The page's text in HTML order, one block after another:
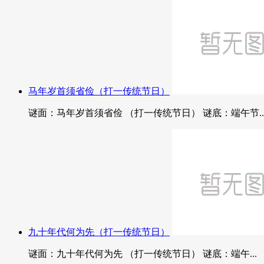
马年岁首须省俭（打一传统节日）
谜面：马年岁首须省俭 （打一传统节日） 谜底：端午节
九十年代何为先（打一传统节日）
谜面：九十年代何为先 （打一传统节日） 谜底：端午...